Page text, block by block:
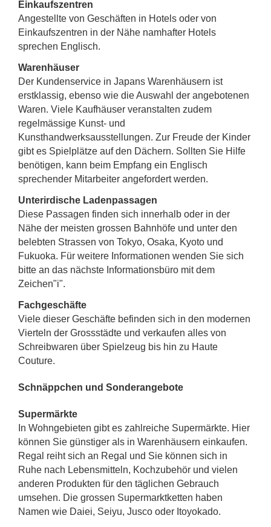
Einkaufszentren
Angestellte von Geschäften in Hotels oder von
Einkaufszentren in der Nähe namhafter Hotels
sprechen Englisch.
Warenhäuser
Der Kundenservice in Japans Warenhäusern ist
erstklassig, ebenso wie die Auswahl der angebotenen
Waren. Viele Kaufhäuser veranstalten zudem
regelmässige Kunst- und
Kunsthandwerksausstellungen. Zur Freude der Kinder
gibt es Spielplätze auf den Dächern. Sollten Sie Hilfe
benötigen, kann beim Empfang ein Englisch
sprechender Mitarbeiter angefordert werden.
Unterirdische Ladenpassagen
Diese Passagen finden sich innerhalb oder in der
Nähe der meisten grossen Bahnhöfe und unter den
belebten Strassen von Tokyo, Osaka, Kyoto und
Fukuoka. Für weitere Informationen wenden Sie sich
bitte an das nächste Informationsbüro mit dem
Zeichen"i".
Fachgeschäfte
Viele dieser Geschäfte befinden sich in den modernen
Vierteln der Grossstädte und verkaufen alles von
Schreibwaren über Spielzeug bis hin zu Haute
Couture.
Schnäppchen und Sonderangebote
Supermärkte
In Wohngebieten gibt es zahlreiche Supermärkte. Hier
können Sie günstiger als in Warenhäusern einkaufen.
Regal reiht sich an Regal und Sie können sich in
Ruhe nach Lebensmitteln, Kochzubehör und vielen
anderen Produkten für den täglichen Gebrauch
umsehen. Die grossen Supermarktketten haben
Namen wie Daiei, Seiyu, Jusco oder Itoyokado.